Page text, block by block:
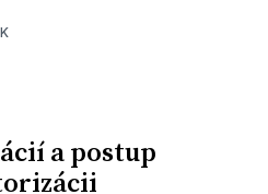
a postup